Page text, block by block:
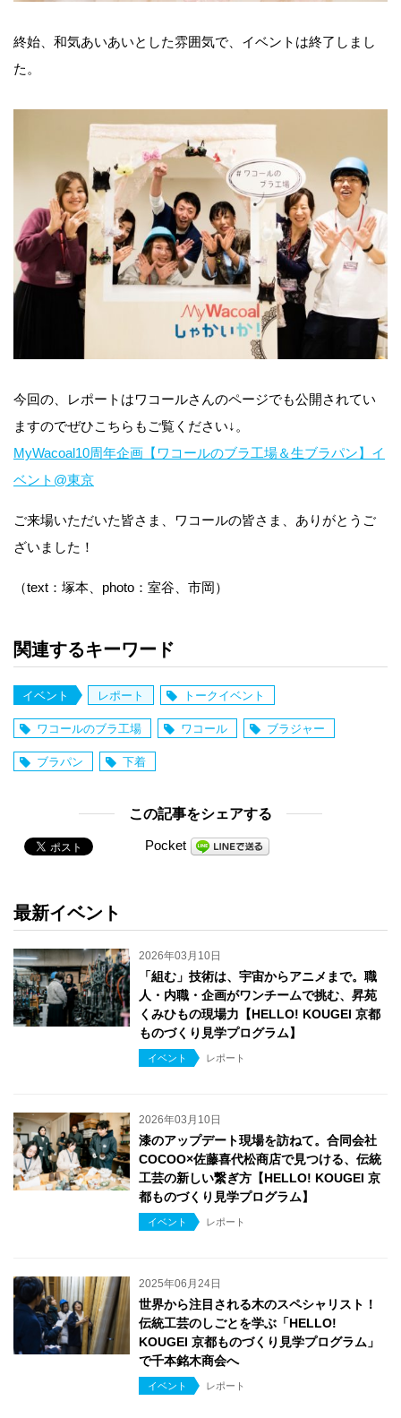
終始、和気あいあいとした雰囲気で、イベントは終了しまし
た。
今回の、レポートはワコールさんのページでも公開されてい
ますのでぜひこちらもご覧ください↓。
MyWacoal10周年企画【ワコールのブラ工場＆生ブラパン】イ
ベント@東京
ご来場いただいた皆さま、ワコールの皆さま、ありがとうご
ざいました！
（text：塚本、photo：室谷、市岡）
関連するキーワード
イベント レポート トークイベント
ワコールのブラ工場 ワコール ブラジャー
ブラパン 下着
この記事をシェアする
Pocket
最新イベント
2026年03月10日
「組む」技術は、宇宙からアニメまで。職
人・内職・企画がワンチームで挑む、昇苑
くみひもの現場力【HELLO! KOUGEI 京都
ものづくり見学プログラム】
イベント レポート
2026年03月10日
漆のアップデート現場を訪ねて。合同会社
COCOO×佐藤喜代松商店で見つける、伝統
工芸の新しい繋ぎ方【HELLO! KOUGEI 京
都ものづくり見学プログラム】
イベント レポート
2025年06月24日
世界から注目される木のスペシャリスト！
伝統工芸のしごとを学ぶ「HELLO!
KOUGEI 京都ものづくり見学プログラム」
で千本銘木商会へ
イベント レポート